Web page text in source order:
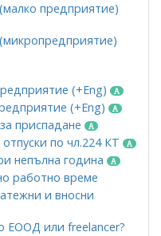
предприятие)
(+Eng)
(+Eng)
приспадане
по чл.224 КТ
непълна година
работно време
и вносни
ЕООД или freelancer?